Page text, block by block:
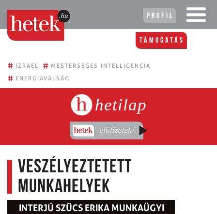
Profil
Támogatás
# IZRAEL # MESTERSÉGES INTELLIGENCIA
# ENERGIAVÁLSÁG
hetilap
Veszélyeztetett
munkahelyek
INTERJÚ SZŰCS ERIKA MUNKAÜGYI